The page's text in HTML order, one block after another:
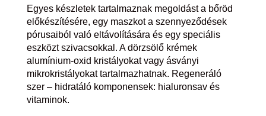
Egyes készletek tartalmaznak megoldást a bőröd
előkészítésére, egy maszkot a szennyeződések
pórusaiból való eltávolítására és egy speciális
eszközt szivacsokkal. A dörzsölő krémek
alumínium-oxid kristályokat vagy ásványi
mikrokristályokat tartalmazhatnak. Regeneráló
szer – hidratáló komponensek: hialuronsav és
vitaminok.